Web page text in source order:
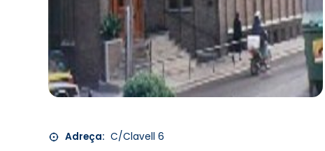
Adreça: C/Clavell 6